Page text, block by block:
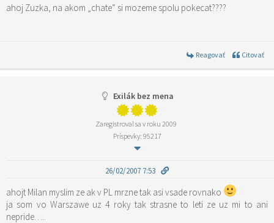
ahoj Zuzka, na akom „chate“ si mozeme spolu pokecat????
Reagovať Citovať
Exilák bez mena
Zaregistroval sa v roku 2009
Príspevky: 95217
26/02/2007 7:53
ahojt Milan myslim ze ak v PL mrzne tak asi vsade rovnako
ja som vo Warszawe uz 4 roky tak strasne to leti ze uz mi to ani
nepride…..